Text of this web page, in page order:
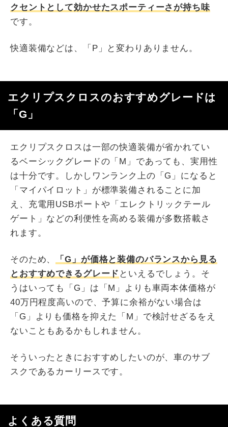
クセントとして効かせたスポーティーさが持ち味
です。
快適装備などは、「P」と変わりありません。
エクリプスクロスのおすすめグレードは
「G」
エクリプスクロスは一部の快適装備が省かれてい
るベーシックグレードの「M」であっても、実用性
は十分です。しかしワンランク上の「G」になると
「マイパイロット」が標準装備されることに加
え、充電用USBポートや「エレクトリックテール
ゲート」などの利便性を高める装備が多数搭載さ
れます。
そのため、
「G」が価格と装備のバランスから見る
とおすすめできるグレード といえるでしょう。そ
うはいっても「G」は「M」よりも車両本体価格が
40万円程度高いので、予算に余裕がない場合は
「G」よりも価格を抑えた「M」で検討せざるをえ
ないこともあるかもしれません。
そういったときにおすすめしたいのが、車のサブ
スクであるカーリースです。
よくある質問